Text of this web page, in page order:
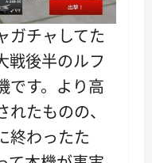
ガチャしてた
戦後半のルフ
です。より高
たものの、
終わったた